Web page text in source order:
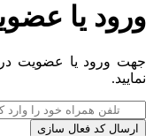
ورود یا
جهت ورود یا عضویت در
نمایید.
ارسال کد فعال سازی